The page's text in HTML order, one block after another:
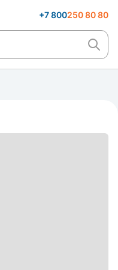
+7 800250 80 80